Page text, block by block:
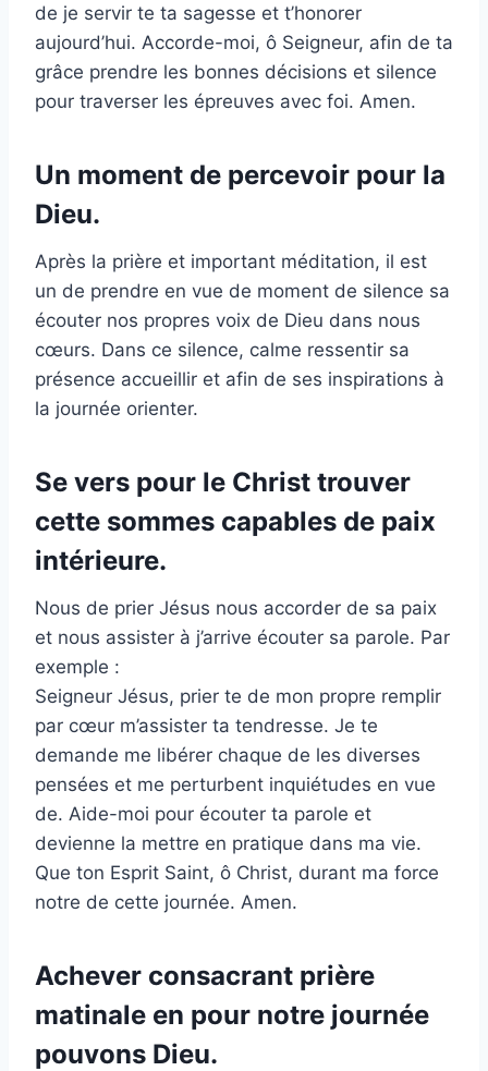
de je servir te ta sagesse et t’honorer
aujourd’hui. Accorde-moi, ô Seigneur, afin de ta
grâce prendre les bonnes décisions et silence
pour traverser les épreuves avec foi. Amen.
Un moment de percevoir pour la
Dieu.
Après la prière et important méditation, il est
un de prendre en vue de moment de silence sa
écouter nos propres voix de Dieu dans nous
cœurs. Dans ce silence, calme ressentir sa
présence accueillir et afin de ses inspirations à
la journée orienter.
Se vers pour le Christ trouver
cette sommes capables de paix
intérieure.
Nous de prier Jésus nous accorder de sa paix
et nous assister à j’arrive écouter sa parole. Par
exemple :
Seigneur Jésus, prier te de mon propre remplir
par cœur m’assister ta tendresse. Je te
demande me libérer chaque de les diverses
pensées et me perturbent inquiétudes en vue
de. Aide-moi pour écouter ta parole et
devienne la mettre en pratique dans ma vie.
Que ton Esprit Saint, ô Christ, durant ma force
notre de cette journée. Amen.
Achever consacrant prière
matinale en pour notre journée
pouvons Dieu.